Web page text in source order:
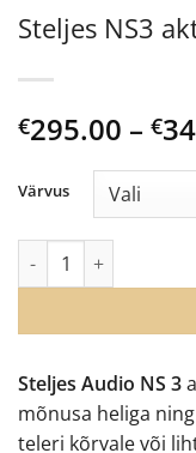
Steljes NS3
€295.00 – €
Steljes Audio NS 3
mõnusa heliga
teleri kõrvale või
Värvus
Steljes NS3